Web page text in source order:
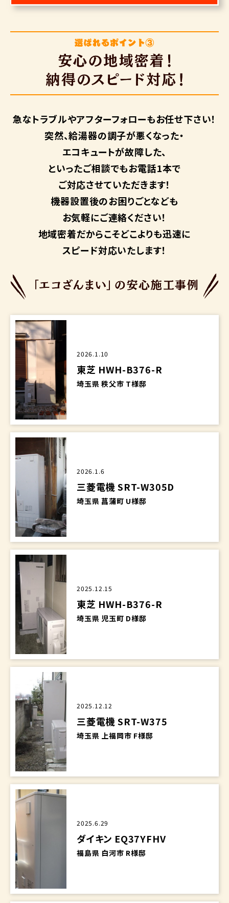
急なトラブルやアフターフォローもお任せ下さい！
突然、給湯器の調子が悪くなった・
エコキュートが故障した、
といったご相談でもお電話1本で
ご対応させていただきます！
機器設置後のお困りごとなども
お気軽にご連絡ください！
地域密着だからこそどこよりも迅速に
スピード対応いたします！
2026.1.10
東芝 HWH-B376-R
埼玉県 秩父市 T様邸
2026.1.6
三菱電機 SRT-W305D
埼玉県 菖蒲町 U様邸
2025.12.15
東芝 HWH-B376-R
埼玉県 児玉町 D様邸
2025.12.12
三菱電機 SRT-W375
埼玉県 上福岡市 F様邸
2025.6.29
ダイキン EQ37YFHV
福島県 白河市 R様邸